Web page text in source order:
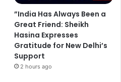
”India Has Always Been a
Great Friend: Sheikh
Hasina Expresses
Gratitude for New Delhi’s
Support
2 hours ago